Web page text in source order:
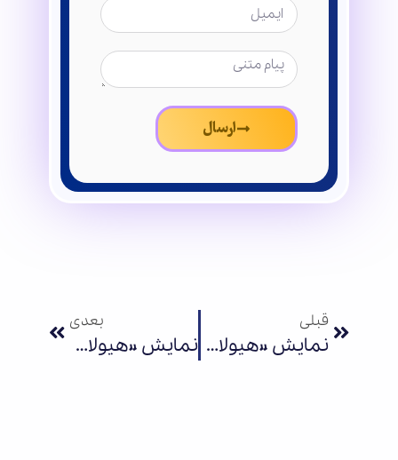
ارسال
قبلی
نمایش «هیولاکش» به چهل‌وچهارمین جشنواره تئاتر فجر رسید
بعدی
نمایش «هیولاکش» به یزد رسید